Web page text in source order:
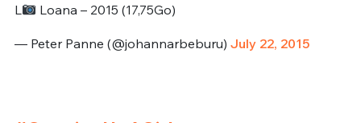
L
Loana – 2015 (17,75Go)
— Peter Panne (@johannarbeburu) July 22, 2015